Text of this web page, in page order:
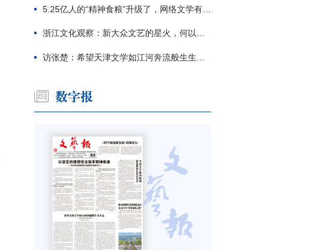
5.25亿人的“精神食粮”升级了，网络文学有了哪些新变化？
浙江文化观察：新大众文艺的星火，何以燎原？
访张楚：希望天津文学如江河奔流般生生不息